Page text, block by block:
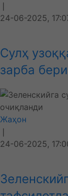
❘
24-06-2025,
Сулҳ
зарба
Жаҳон
❘
24-06-2025,